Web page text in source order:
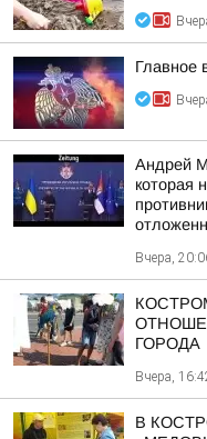
Главное
Андрей
которая
Вчера,
ГОРОДА
Вчера,
В